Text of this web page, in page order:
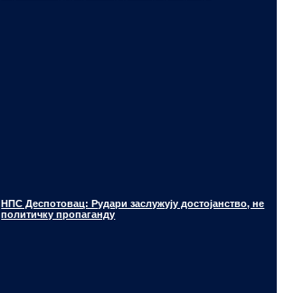
НПС Деспотовац: Рудари заслужују достојанство, не
политичку пропаганду